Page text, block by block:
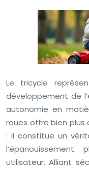
Le tricycle
développement de
autonomie en
roues offre bien plus
: il constitue un
utilisateur. Alliant